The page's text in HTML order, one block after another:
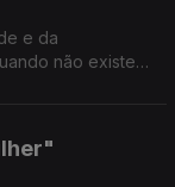
e da
não existe